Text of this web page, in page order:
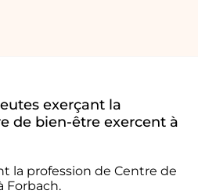
exerçant la
de bien-être exercent à
la profession de Centre de
Forbach.